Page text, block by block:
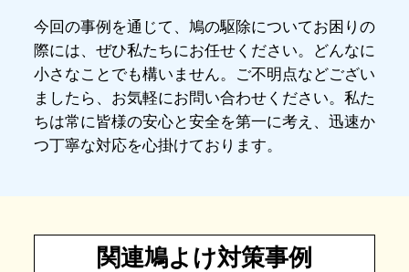
今回の事例を通じて、鳩の駆除についてお困りの
際には、ぜひ私たちにお任せください。どんなに
小さなことでも構いません。ご不明点などござい
ましたら、お気軽にお問い合わせください。私た
ちは常に皆様の安心と安全を第一に考え、迅速か
つ丁寧な対応を心掛けております。
関連鳩よけ対策事例